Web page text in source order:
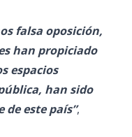
falsa oposición,
han propiciado
espacios
han sido
de este país”,